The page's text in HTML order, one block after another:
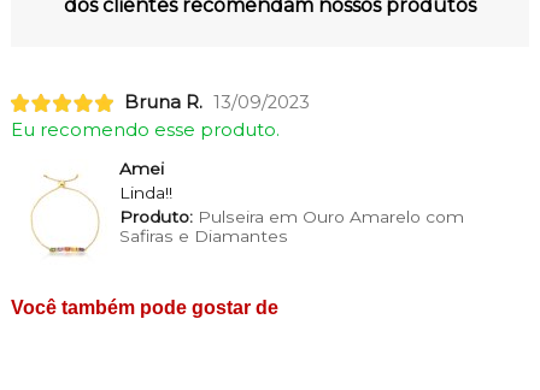
dos clientes recomendam nossos produtos
Bruna R. 13/09/2023
Eu recomendo esse produto.
Amei
Linda!!
Produto:Pulseira em Ouro Amarelo com
Safiras e Diamantes
Você também pode gostar de